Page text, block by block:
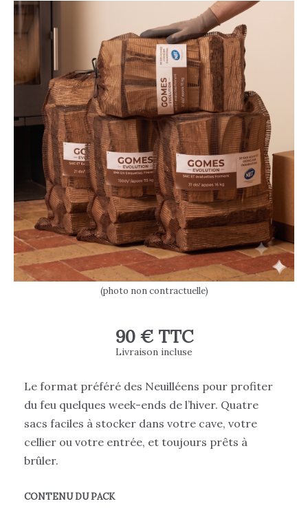
(photo non contractuelle)
90 € TTC
Livraison incluse
Le format préféré des Neuilléens pour profiter
du feu quelques week-ends de l’hiver. Quatre
sacs faciles à stocker dans votre cave, votre
cellier ou votre entrée, et toujours prêts à
brûler.
CONTENU DU PACK